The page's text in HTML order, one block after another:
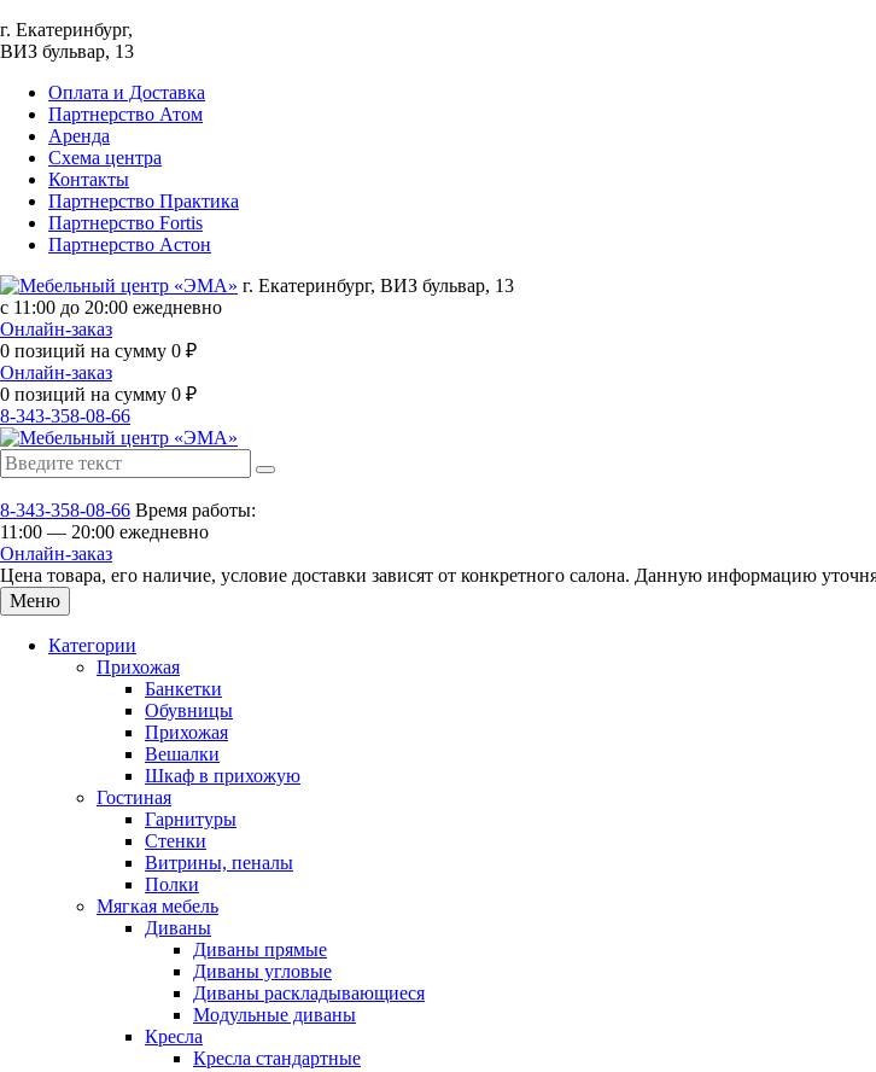
г. Екатеринбург,
ВИЗ бульвар, 13
Оплата и Доставка
Партнерство Атом
Аренда
Схема центра
Контакты
Партнерство Практика
Партнерство Fortis
Партнерство Астон
г. Екатеринбург, ВИЗ бульвар, 13
с 11:00 до 20:00 ежедневно
Онлайн-заказ
0 позиций на сумму 0 ₽
Онлайн-заказ
0 позиций на сумму 0 ₽
8-343-358-08-66
8-343-358-08-66 Время работы:
11:00 — 20:00 ежедневно
Онлайн-заказ
Цена товара, его наличие, условие доставки зависят от конкретного салона. Данную информацию
Меню
Категории
Прихожая
Банкетки
Обувницы
Прихожая
Вешалки
Шкаф в прихожую
Гостиная
Гарнитуры
Стенки
Витрины, пеналы
Полки
Мягкая мебель
Диваны
Диваны прямые
Диваны угловые
Диваны раскладывающиеся
Модульные диваны
Кресла
Кресла стандартные